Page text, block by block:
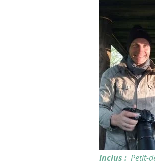
Inclus : Petit-